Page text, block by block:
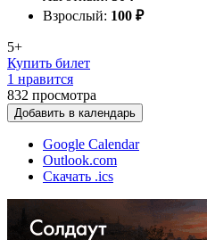
Взрослый: 100 ₽
5+
Купить билет
1 нравится
832 просмотра
Добавить в календарь
Google Calendar
Outlook.com
Скачать .ics